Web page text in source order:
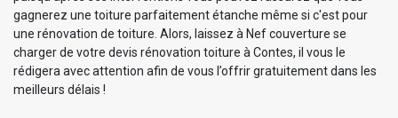
gagnerez une toiture parfaitement étanche même si c'est pour
une rénovation de toiture. Alors, laissez à Nef couverture se
charger de votre devis rénovation toiture à Contes, il vous le
rédigera avec attention afin de vous l’offrir gratuitement dans les
meilleurs délais !